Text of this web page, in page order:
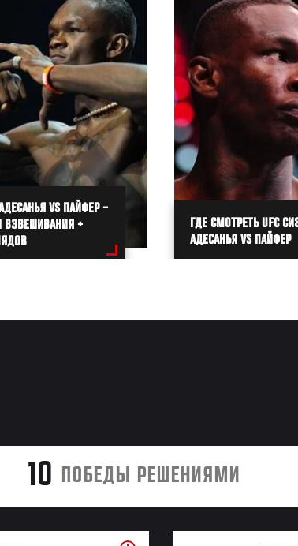
VS ПАЙФЕР –
ВЗВЕШИВАНИЯ +
ГДЕ СМОТРЕТЬ UFC
АДЕСАНЬЯ VS ПАЙФЕР
10 ПОБЕДЫ РЕШЕНИЯМИ